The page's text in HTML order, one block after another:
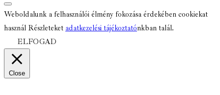
Weboldalunk a felhasználói élmény fokozása érdekében cookiekat
használ Részleteket adatkezelési tájékoztatónkban talál.
ELFOGAD
Close